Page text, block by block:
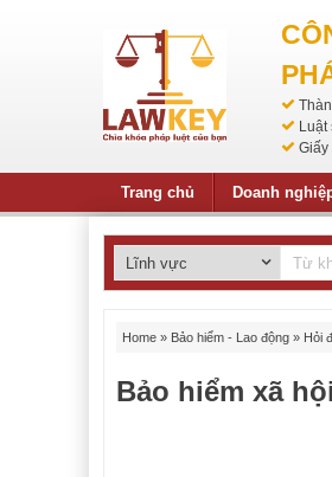
Giấy
Trang chủ Doanh
Home » Bảo hiểm - Lao động » Hỏi
Bảo hiểm xã